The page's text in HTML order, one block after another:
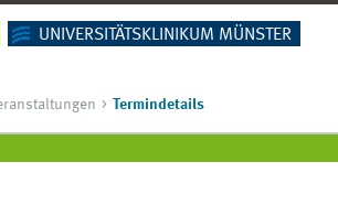
UNIVERSITÄTSKLINIKUM MÜNSTER
Termindetails